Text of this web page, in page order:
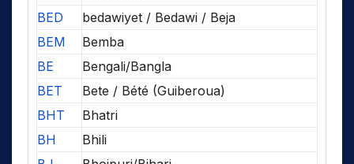
BED
bedawiyet / Bedawi / Beja
BEM
Bemba
BE
Bengali/Bangla
BET
Bete / Bété (Guiberoua)
BHT
Bhatri
BH
Bhili